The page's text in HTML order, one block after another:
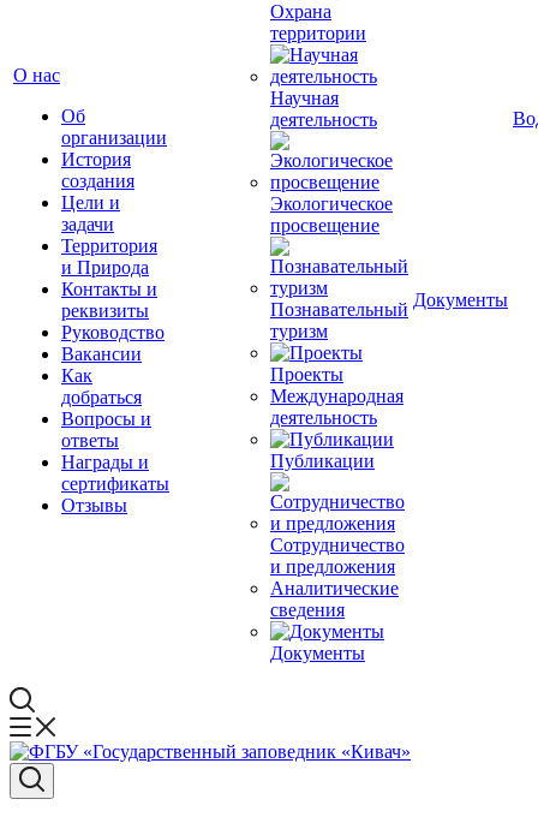
О нас
Об
организации
История
создания
Цели и
задачи
Территория
и Природа
Контакты и
реквизиты
Руководство
Вакансии
Как
добраться
Вопросы и
ответы
Награды и
сертификаты
Отзывы
Охрана
территории
Научная
деятельность
Экологическое
просвещение
Познавательный
туризм
Проекты
Международная
деятельность
Публикации
Сотрудничество
и предложения
Аналитические
сведения
Документы
Документы